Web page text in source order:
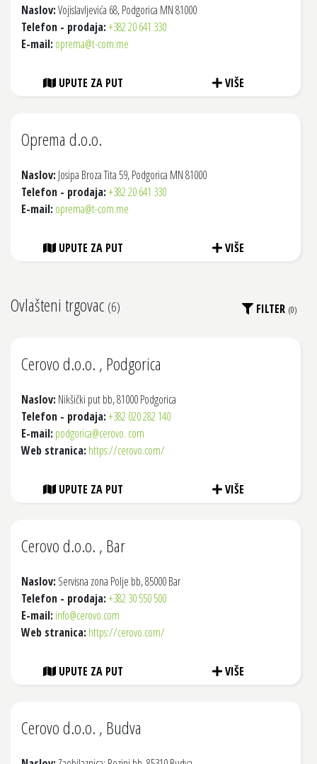
Naslov:Vojislavljevića 68, Podgorica MN 81000
Telefon - prodaja:+382 20 641 330
E-mail: oprema@t-com.me
UPUTE ZA PUT VIŠE
Oprema d.o.o.
Naslov: Josipa Broza Tita 59, Podgorica MN 81000
Telefon - prodaja:+382 20 641 330
E-mail: oprema@t-com.me
UPUTE ZA PUT VIŠE
FILTER (0)
Ovlašteni trgovac (6)
Cerovo d.o.o. , Podgorica
Naslov: Nikšički put bb, 81000 Podgorica
Telefon - prodaja:+382 020 282 140
E-mail: podgorica@cerovo. com
Web stranica: https://cerovo.com/
UPUTE ZA PUT VIŠE
Cerovo d.o.o. , Bar
Naslov: Servisna zona Polje bb, 85000 Bar
Telefon - prodaja:+382 30 550 500
E-mail: info@cerovo.com
Web stranica: https://cerovo.com/
UPUTE ZA PUT VIŠE
Cerovo d.o.o. , Budva